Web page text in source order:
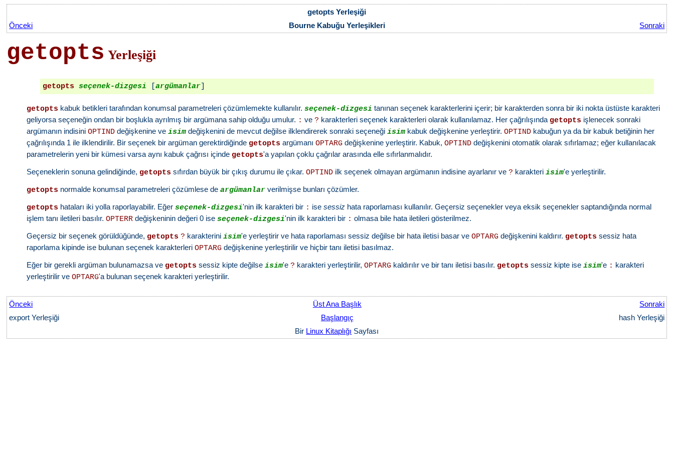
getopts Yerleşiği
Önceki
Bourne Kabuğu Yerleşikleri Sonraki
getopts Yerleşiği
getopts seçenek-dizgesi [argümanlar
getopts kabuk betikleri tarafından konumsal parametreleri çözümlemekte kullanılır.seçenek-dizgesi tanınan seçenek karakterlerini içerir; bir karakterden sonra bir iki nokta üstüste karakteri
geliyorsa seçeneğin ondan bir boşlukla ayrılmış bir argümana sahip olduğu umulur. : ve? karakterleri seçenek karakterleri olarak kullanılamaz. Her çağrılışında getopts işlenecek sonraki
argümanın indisiniOPTIND değişkenine veisim değişkenini de mevcut değilse ilklendirerek sonraki seçeneğiisim kabuk değişkenine yerleştirir.OPTIND kabuğun ya da bir kabuk betiğinin her
çağrılışında 1 ile ilklendirilir. Bir seçenek bir argüman gerektirdiğinde getopts argümanıOPTARG değişkenine yerleştirir. Kabuk,OPTIND değişkenini otomatik olarak sıfırlamaz; eğer kullanılacak
parametrelerin yeni bir kümesi varsa aynı kabuk çağrısı içinde getopts'a yapılan çoklu çağrılar arasında elle sıfırlanmalıdır.
Seçeneklerin sonuna gelindiğinde, getopts sıfırdan büyük bir çıkış durumu ile çıkar.OPTIND ilk seçenek olmayan argümanın indisine ayarlanır ve? karakteriisim'e yerleştirilir.
getopts normalde konumsal parametreleri çözümlese deargümanlar verilmişse bunları çözümler.
getopts hataları iki yolla raporlayabilir. Eğerseçenek-dizgesi'nin ilk karakteri bir : isesessiz hata raporlaması kullanılır. Geçersiz seçenekler veya eksik seçenekler saptandığında normal
işlem tanı iletileri basılır.OPTERR değişkeninin değeri 0 iseseçenek-dizgesi'nin ilk karakteri bir : olmasa bile hata iletileri gösterilmez.
Geçersiz bir seçenek görüldüğünde, getopts ? karakteriniisim'e yerleştirir ve hata raporlaması sessiz değilse bir hata iletisi basar veOPTARG değişkenini kaldırır. getopts sessiz hata
raporlama kipinde ise bulunan seçenek karakterleriOPTARG değişkenine yerleştirilir ve hiçbir tanı iletisi basılmaz.
Eğer bir gerekli argüman bulunamazsa ve getopts sessiz kipte değilseisim'e? karakteri yerleştirilir,OPTARG kaldırılır ve bir tanı iletisi basılır. getopts sessiz kipte iseisim'e : karakteri
yerleştirilir veOPTARG'a bulunan seçenek karakteri yerleştirilir.
Önceki Üst Ana Başlık
Sonraki
export Yerleşiği
Başlangıç
hash Yerleşiği
Bir Linux Kitaplığı Sayfası